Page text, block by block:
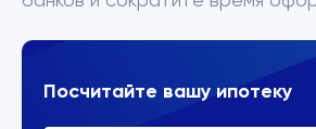
Посчитайте вашу ипотеку